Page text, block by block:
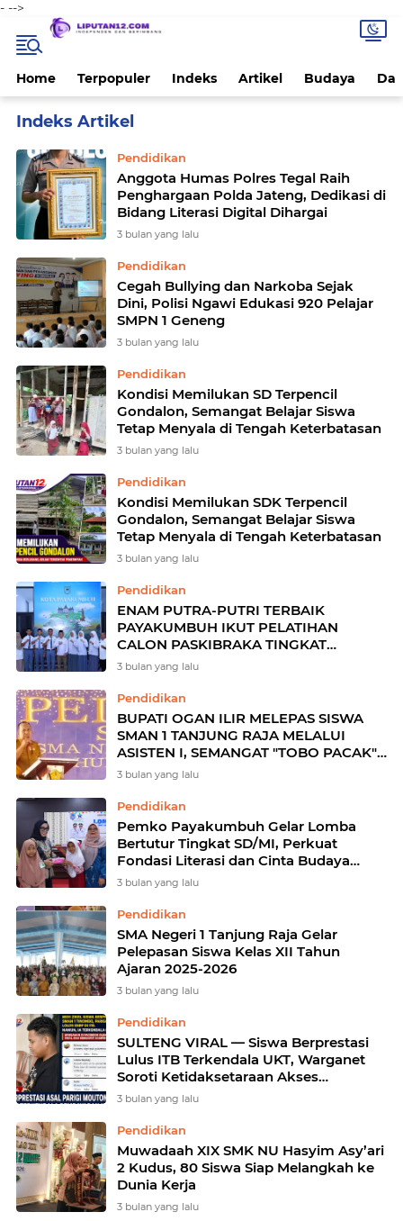
- -->
Home Terpopuler Indeks Artikel Budaya
Pendidikan
Anggota Humas Polres Tegal Raih
Penghargaan Polda Jateng, Dedikasi di
Bidang Literasi Digital Dihargai
3 bulan yang lalu
Pendidikan
Cegah Bullying dan Narkoba Sejak
Dini, Polisi Ngawi Edukasi 920 Pelajar
SMPN 1 Geneng
3 bulan yang lalu
Pendidikan
Kondisi Memilukan SD Terpencil
Gondalon, Semangat Belajar Siswa
Tetap Menyala di Tengah Keterbatasan
3 bulan yang lalu
Pendidikan
Kondisi Memilukan SDK Terpencil
Gondalon, Semangat Belajar Siswa
Tetap Menyala di Tengah Keterbatasan
3 bulan yang lalu
Pendidikan
ENAM PUTRA-PUTRI TERBAIK
PAYAKUMBUH IKUT PELATIHAN
CALON PASKIBRAKA TINGKAT
PROVINSI
3 bulan yang lalu
Pendidikan
BUPATI OGAN ILIR MELEPAS SISWA
SMAN 1 TANJUNG RAJA MELALUI
ASISTEN I, SEMANGAT "TOBO PACAK"
DIHARAPKAN BAWA KEMAJUAN
3 bulan yang lalu
Pendidikan
Pemko Payakumbuh Gelar Lomba
Bertutur Tingkat SD/MI, Perkuat
Fondasi Literasi dan Cinta Budaya
Lokal Generasi Muda
3 bulan yang lalu
Pendidikan
SMA Negeri 1 Tanjung Raja Gelar
Pelepasan Siswa Kelas XII Tahun
Ajaran 2025-2026
3 bulan yang lalu
Pendidikan
SULTENG VIRAL — Siswa Berprestasi
Lulus ITB Terkendala UKT, Warganet
Soroti Ketidaksetaraan Akses
Pendidikan
3 bulan yang lalu
Pendidikan
Muwadaah XIX SMK NU Hasyim Asy’ari
2 Kudus, 80 Siswa Siap Melangkah ke
Dunia Kerja
3 bulan yang lalu